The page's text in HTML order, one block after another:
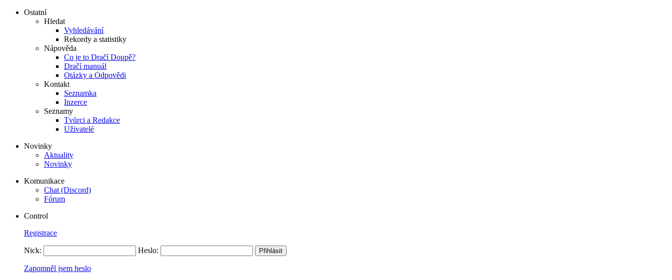
Ostatní
Hledat
Vyhledávání
Rekordy a statistiky
Nápověda
Co je to Dračí Doupě?
Dračí manuál
Otázky a Odpovědi
Kontakt
Seznamka
Inzerce
Seznamy
Tvůrci a Redakce
Uživatelé
Novinky
Aktuality
Novinky
Komunikace
Chat (Discord)
Fórum
Control
Registrace
Nick: Heslo:
Zapomněl jsem heslo